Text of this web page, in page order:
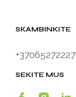
SKAMBINKITE
+37065272227
SEKITE MUS